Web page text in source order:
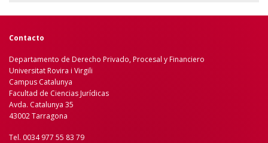
Contacto
Departamento de Derecho Privado, Procesal y Financiero
Universitat Rovira i Virgili
Campus Catalunya
Facultad de Ciencias Jurídicas
Avda. Catalunya 35
43002 Tarragona
Tel. 0034 977 55 83 79